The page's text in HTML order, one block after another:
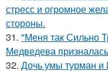
стресс и огромное
стороны.
31. "Меня так Сильно
Медведева
32. Дочь умы турман и